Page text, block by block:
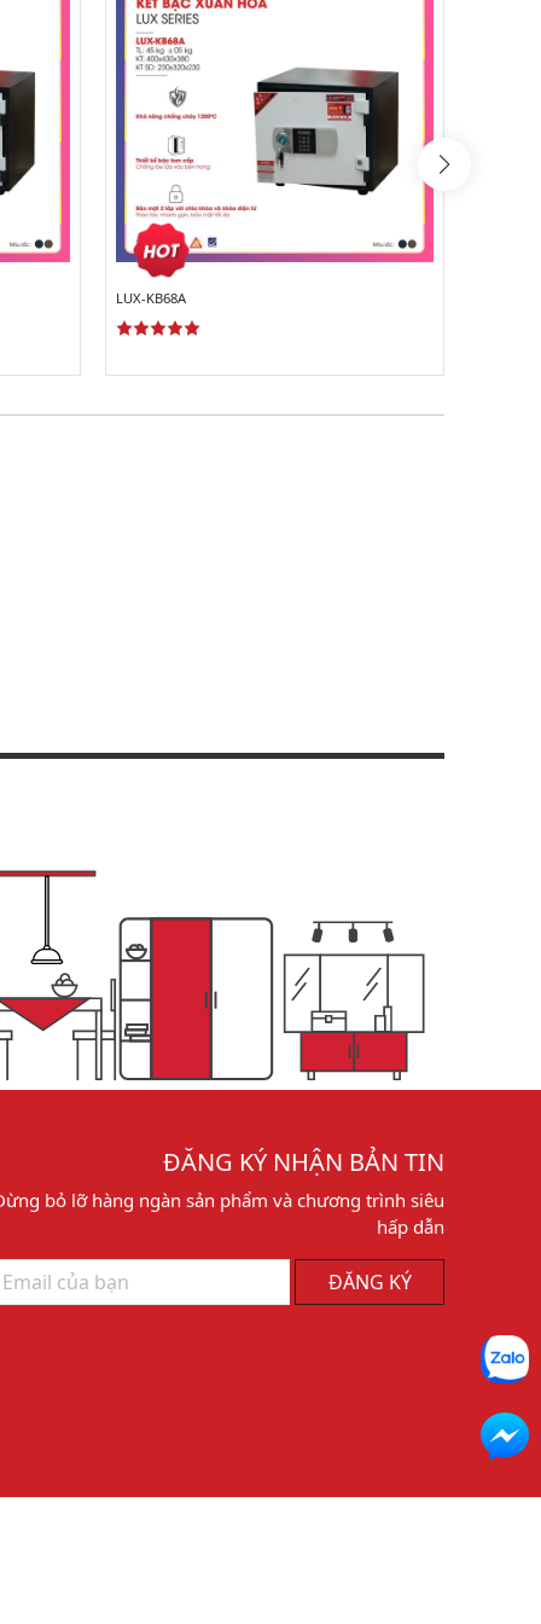
LUX-KB68A
ĐĂNG KÝ NHẬN BẢN TIN
bỏ lỡ hàng ngàn sản phẩm và chương trình siêu
hấp dẫn
ĐĂNG KÝ